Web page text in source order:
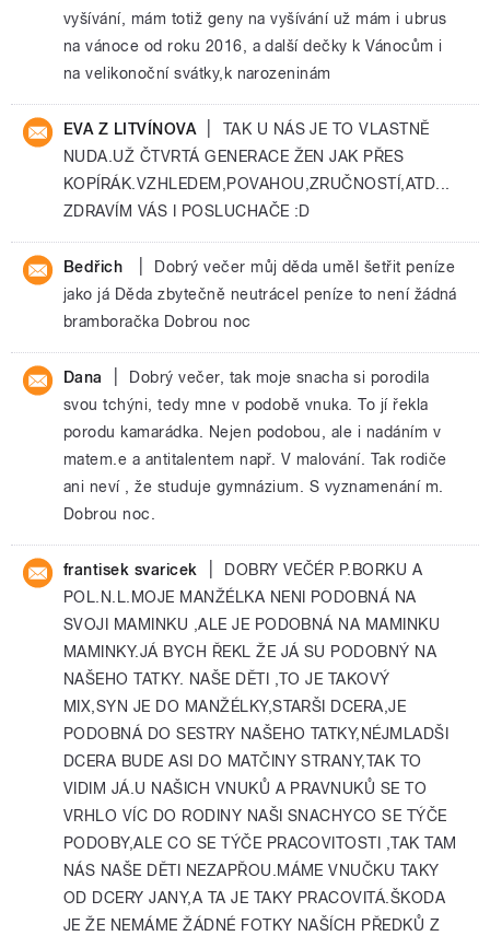
vyšívání, mám totiž geny na vyšívání už mám i ubrus
na vánoce od roku 2016, a další dečky k Vánocům i
na velikonoční svátky,k narozeninám
EVA Z LITVÍNOVA
TAK U NÁS JE TO VLASTNĚ
NUDA.UŽ ČTVRTÁ GENERACE ŽEN JAK PŘES
KOPÍRÁK.VZHLEDEM,POVAHOU,ZRUČNOSTÍ,ATD...
ZDRAVÍM VÁS I POSLUCHAČE :D
Bedřich
Dobrý večer můj děda uměl šetřit peníze
jako já Děda zbytečně neutrácel peníze to není žádná
bramboračka Dobrou noc
Dana
Dobrý večer, tak moje snacha si porodila
svou tchýni, tedy mne v podobě vnuka. To jí řekla
porodu kamarádka. Nejen podobou, ale i nadáním v
matem.e a antitalentem např. V malování. Tak rodiče
ani neví , že studuje gymnázium. S vyznamenání m.
Dobrou noc.
frantisek svaricek
DOBRY VEČÉR P.BORKU A
POL.N.L.MOJE MANŽÉLKA NENI PODOBNÁ NA
SVOJI MAMINKU ,ALE JE PODOBNÁ NA MAMINKU
MAMINKY.JÁ BYCH ŘEKL ŽE JÁ SU PODOBNÝ NA
NAŠEHO TATKY. NAŠE DĚTI ,TO JE TAKOVÝ
MIX,SYN JE DO MANŽÉLKY,STARŠI DCERA,JE
PODOBNÁ DO SESTRY NAŠEHO TATKY,NÉJMLADŠI
DCERA BUDE ASI DO MATČINY STRANY,TAK TO
VIDIM JÁ.U NAŠICH VNUKŮ A PRAVNUKŮ SE TO
VRHLO VÍC DO RODINY NAŠI SNACHYCO SE TÝČE
PODOBY,ALE CO SE TÝČE PRACOVITOSTI ,TAK TAM
NÁS NAŠE DĚTI NEZAPŘOU.MÁME VNUČKU TAKY
OD DCERY JANY,A TA JE TAKY PRACOVITÁ.ŠKODA
JE ŽE NEMÁME ŽÁDNÉ FOTKY NAŠÍCH PŘEDKŮ Z